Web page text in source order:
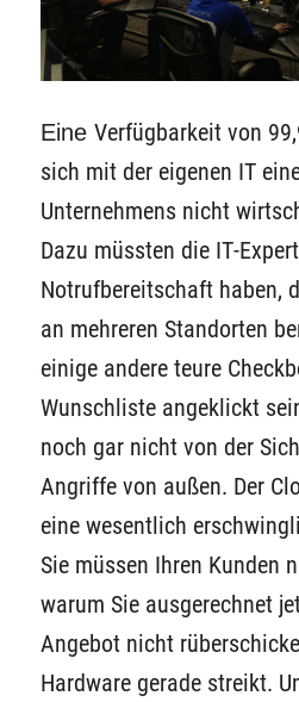
Eine Verfügbarkeit von
sich mit dereigenen IT
Unternehmens nicht
Dazu müssten die IT-
Notrufbereitschaft haben,
an mehreren Standorten
einige andere teure
Wunschliste angeklickt
noch gar nicht von der
Angriffe von außen. Der
eine wesentlich
Sie müssen Ihren Kunden
warum Sie ausgerechnet
Angebot nicht
Hardware gerade streikt.